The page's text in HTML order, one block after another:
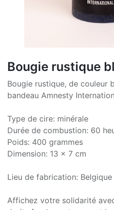
Bougie rustique
Bougie rustique, de couleur
bandeau Amnesty
Type de cire: minérale
Durée de combustion: 60
Poids: 400 grammes
Dimension: 13 x 7 cm
Lieu de fabrication: Belgique
Affichez votre solidarité